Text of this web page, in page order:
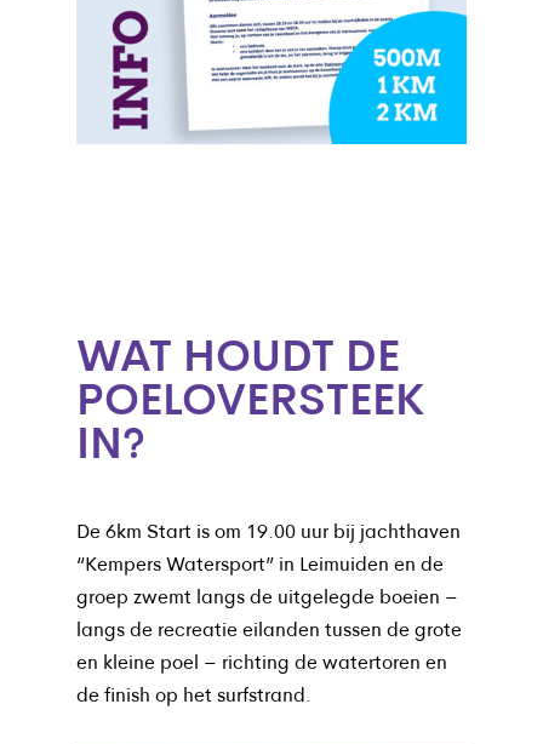
WAT HOUDT DE
POELOVERSTEEK
IN?
De 6km Start is om 19.00 uur bij jachthaven
“Kempers Watersport” in Leimuiden en de
groep zwemt langs de uitgelegde boeien –
langs de recreatie eilanden tussen de grote
en kleine poel – richting de watertoren en
de finish op het surfstrand.